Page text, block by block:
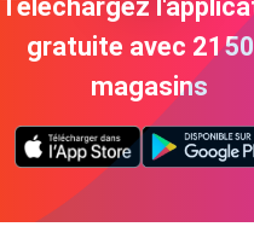
Téléchargez
gratuite avec
magasins